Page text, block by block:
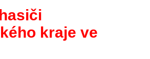
kraje ve